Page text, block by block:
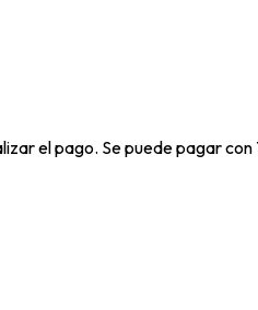
el pago. Se puede pagar